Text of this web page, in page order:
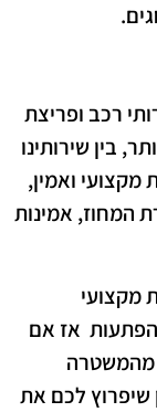
רכב ופריצת
בין שירותינו
ואמין,
משטרת המחוז, אמינות
מקצועי
אז אם
מהמשטרה
שיפרוץ לכם את